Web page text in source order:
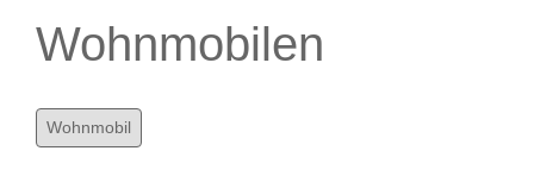
Wohnmobilen
Wohnmobil